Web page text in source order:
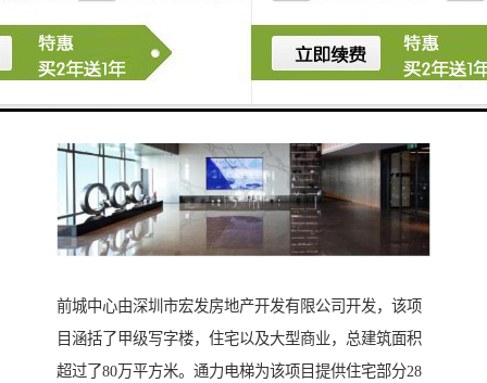
前城中心由深圳市宏发房地产开发有限公司开发，该项
目涵括了甲级写字楼，住宅以及大型商业，总建筑面积
超过了80万平方米。通力电梯为该项目提供住宅部分28